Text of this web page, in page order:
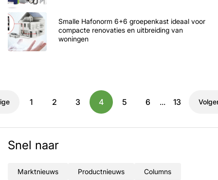
Smalle Hafonorm 6+6 groepenkast ideaal voor
compacte renovaties en uitbreiding van
woningen
1 2 3 4 5 6 ... 13
Snel naar
Marktnieuws Productnieuws Columns